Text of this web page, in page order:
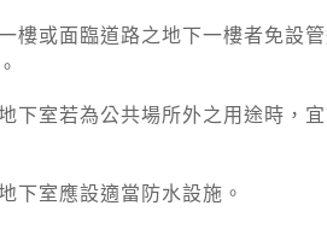
樓或面臨道路之地下一樓者免設
下室若為公共場所外之用途時，
下室應設適當防水設施。